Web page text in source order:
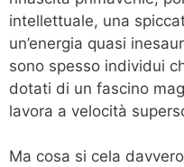
intellettuale, una
un’energia quasi
sono spesso individui
dotati di un fascino
lavora a velocità
Ma cosa si cela